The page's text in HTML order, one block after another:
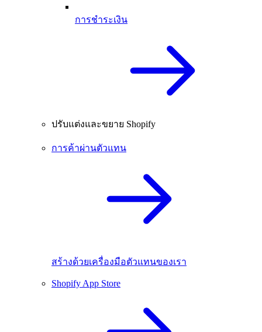
การชำระเงิน
ปรับแต่งและขยาย Shopify
การค้าผ่านตัวแทน
สร้างด้วยเครื่องมือตัวแทนของเรา
Shopify App Store